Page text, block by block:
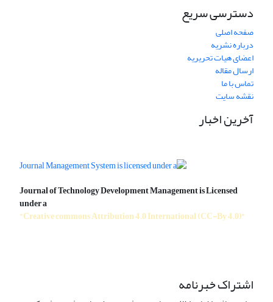
دسترسی سریع
صفحه اصلی
درباره نشریه
اعضای هیات تحریریه
ارسال مقاله
تماس با ما
نقشه سایت
آخرین اخبار
Journal of Technology Development Management is Licensed
under a
"Creative commons Attribution 4.0 International (CC-By 4.0)"
اشتراک خبرنامه